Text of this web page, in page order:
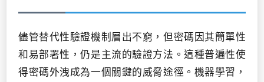
儘管替代性驗證機制層出不窮，但密碼因其簡單性
和易部署性，仍是主流的驗證方法。這種普遍性使
得密碼外洩成為一個關鍵的威脅途徑。機器學習，